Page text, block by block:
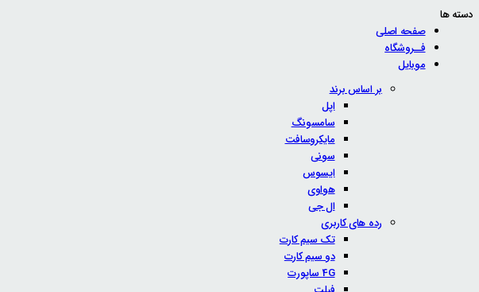
دسته ها
صفحه اصلی
فــروشگاه
موبایل
بر اساس برند
اپل
سامسونگ
مایکروسافت
سونی
ایسوس
هواوی
ال جی
رده های کاربری
تک سیم کارت
دو سیم کارت
4G ساپورت